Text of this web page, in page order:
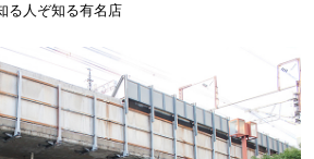
る人ぞ知る有名店